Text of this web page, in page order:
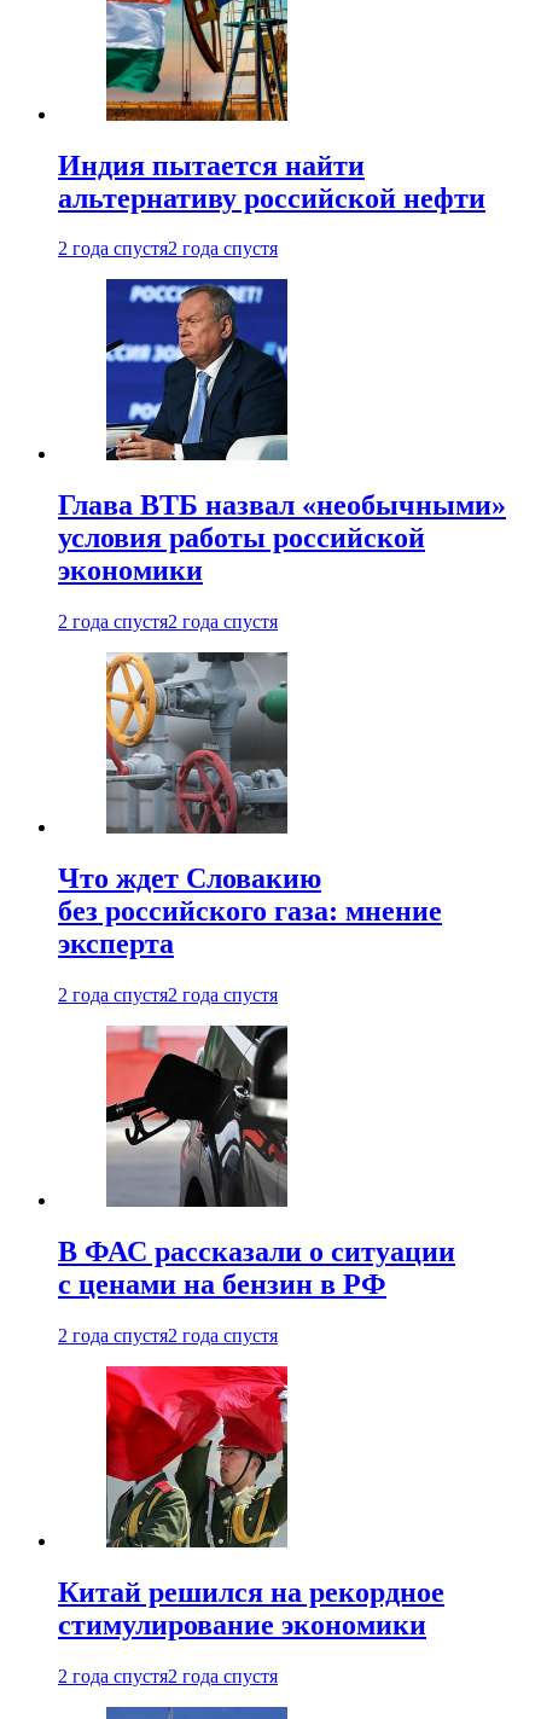
Индия пытается найти
альтернативу российской нефти
2 года спустя2 года спустя
Глава ВТБ назвал «необычными»
условия работы российской
экономики
2 года спустя2 года спустя
Что ждет Словакию
без российского газа: мнение
эксперта
2 года спустя2 года спустя
В ФАС рассказали о ситуации
с ценами на бензин в РФ
2 года спустя2 года спустя
Китай решился на рекордное
стимулирование экономики
2 года спустя2 года спустя